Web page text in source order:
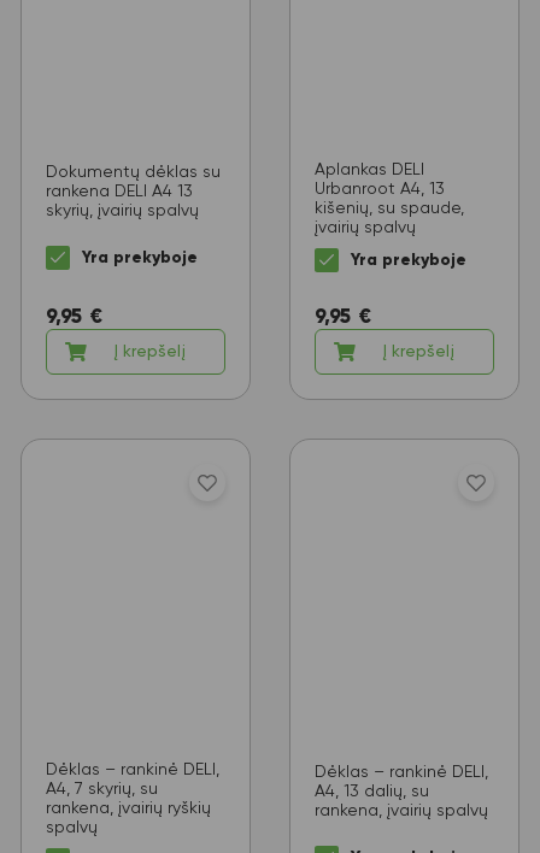
Dokumentų dėklas su
rankena DELI A4 13
skyrių, įvairių spalvų
Yra prekyboje
9,95 €
Į krepšelį
Aplankas DELI
Urbanroot A4, 13
kišenių, su spaude,
įvairių spalvų
Yra prekyboje
9,95 €
Į krepšelį
Dėklas – rankinė DELI,
A4, 7 skyrių, su
rankena, įvairių ryškių
spalvų
Dėklas – rankinė DELI,
A4, 13 dalių, su
rankena, įvairių spalvų